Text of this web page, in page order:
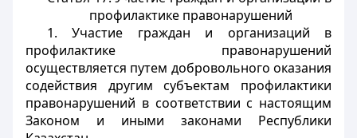
профилактике правонарушений
1. Участие граждан и организаций в
профилактике правонарушений
осуществляется путем добровольного оказания
содействия другим субъектам профилактики
правонарушений в соответствии с настоящим
Законом и иными законами Республики